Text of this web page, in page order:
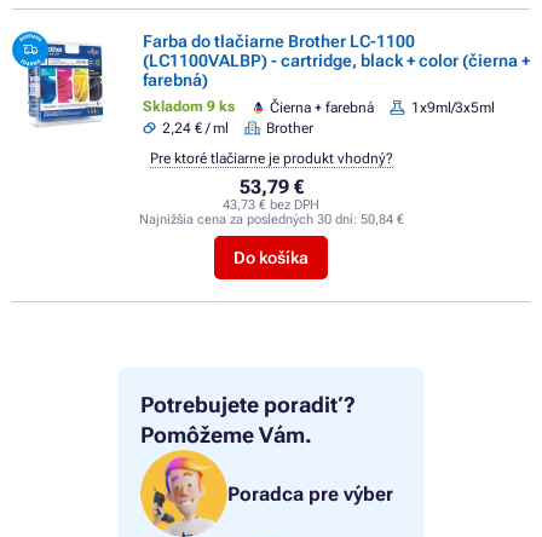
Potrebujete poradiť?
Pomôžeme Vám.
Poradca pre výber
Farba do tlačiarne Brother LC-1100
(LC1100VALBP) - cartridge, black + color (čierna +
farebná)
Skladom 9 ks Čierna + farebná
1x9ml/3x5ml
2,24 € / ml
Brother
53,79 €
43,73 € bez DPH
Najnižšia cena za posledných 30 dní: 50,84 €
Do košíka
Pre ktoré tlačiarne je produkt vhodný?